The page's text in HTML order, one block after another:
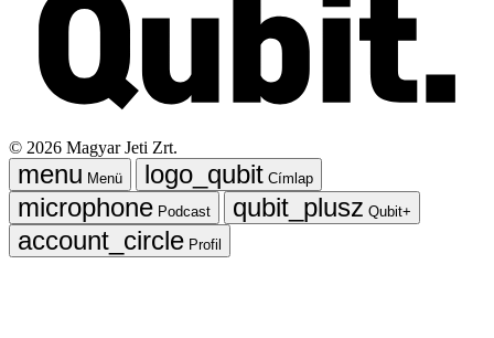
© 2026 Magyar Jeti Zrt.
Menü
Címlap
Podcast
Qubit+
Profil